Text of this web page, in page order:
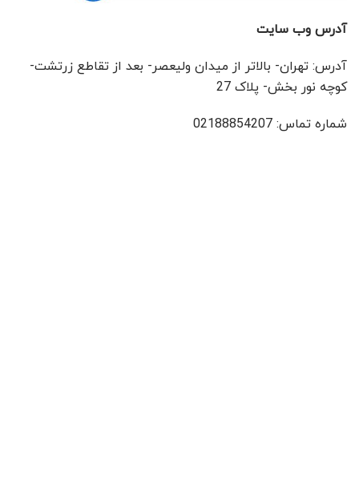
آدرس وب سایت
آدرس: تهران- بالاتر از میدان ولیعصر- بعد از تقاطع زرتشت-
کوچه نور بخش- پلاک 27
شماره تماس: 02188854207